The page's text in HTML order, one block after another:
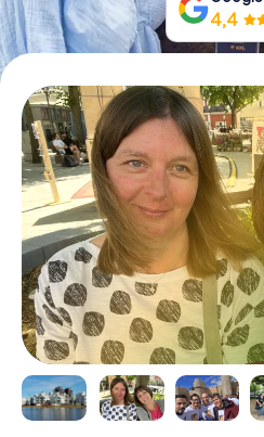
4,4